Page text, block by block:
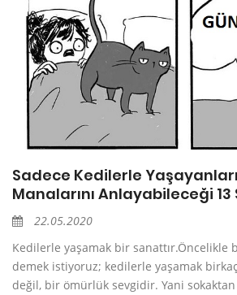
Sadece Kedilerle
Manalarını Anlayabileceği
22.05.2020
Kedilerle yaşamak bir sanattır.Öncelikle
demek istiyoruz; kedilerle yaşamak
değil, bir ömürlük sevgidir. Yani